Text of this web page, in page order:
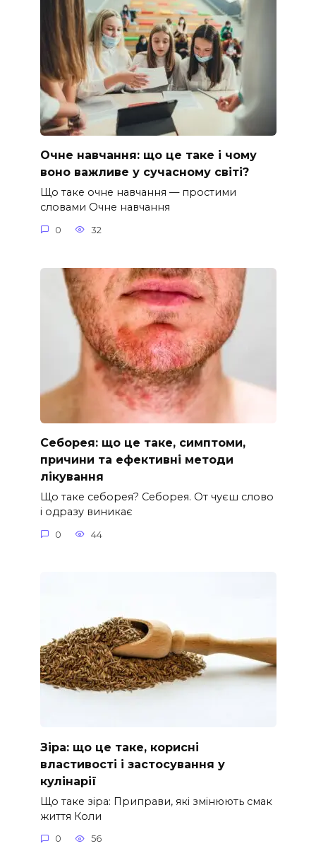
Очне навчання: що це таке і чому
воно важливе у сучасному світі?
Що таке очне навчання — простими
словами Очне навчання
0 32
Себорея: що це таке, симптоми,
причини та ефективні методи
лікування
Що таке себорея? Себорея. От чуєш слово
і одразу виникає
0 44
Зіра: що це таке, корисні
властивості і застосування у
кулінарії
Що таке зіра: Приправи, які змінюють смак
життя Коли
0 56